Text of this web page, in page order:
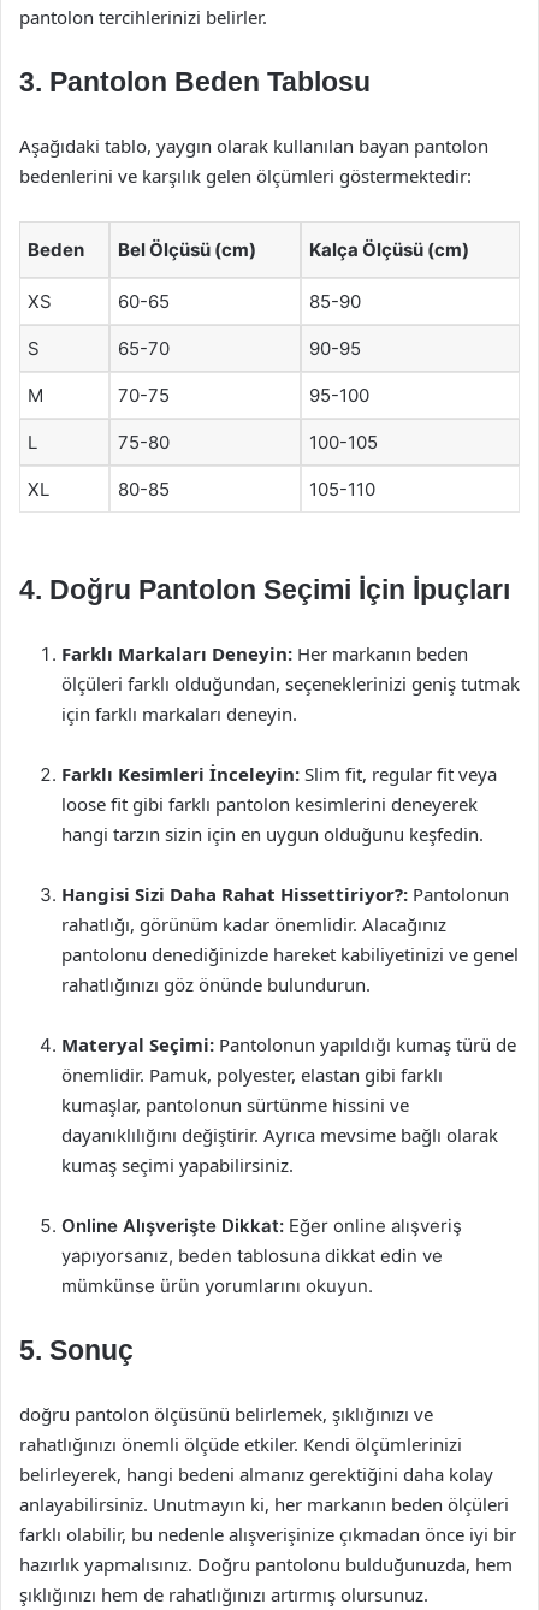
pantolon tercihlerinizi belirler.
3. Pantolon Beden Tablosu
Aşağıdaki tablo, yaygın olarak kullanılan bayan pantolon
bedenlerini ve karşılık gelen ölçümleri göstermektedir:
Beden Bel Ölçüsü (cm) Kalça Ölçüsü (cm)
XS 60-65 85-90
S 65-70 90-95
M 70-75 95-100
L 75-80 100-105
XL 80-85 105-110
4. Doğru Pantolon Seçimi İçin İpuçları
Farklı Markaları Deneyin: Her markanın beden
ölçüleri farklı olduğundan, seçeneklerinizi geniş tutmak
için farklı markaları deneyin.
Farklı Kesimleri İnceleyin: Slim fit, regular fit veya
loose fit gibi farklı pantolon kesimlerini deneyerek
hangi tarzın sizin için en uygun olduğunu keşfedin.
Hangisi Sizi Daha Rahat Hissettiriyor?: Pantolonun
rahatlığı, görünüm kadar önemlidir. Alacağınız
pantolonu denediğinizde hareket kabiliyetinizi ve genel
rahatlığınızı göz önünde bulundurun.
Materyal Seçimi: Pantolonun yapıldığı kumaş türü de
önemlidir. Pamuk, polyester, elastan gibi farklı
kumaşlar, pantolonun sürtünme hissini ve
dayanıklılığını değiştirir. Ayrıca mevsime bağlı olarak
kumaş seçimi yapabilirsiniz.
Online Alışverişte Dikkat: Eğer online alışveriş
yapıyorsanız, beden tablosuna dikkat edin ve
mümkünse ürün yorumlarını okuyun.
5. Sonuç
doğru pantolon ölçüsünü belirlemek, şıklığınızı ve
rahatlığınızı önemli ölçüde etkiler. Kendi ölçümlerinizi
belirleyerek, hangi bedeni almanız gerektiğini daha kolay
anlayabilirsiniz. Unutmayın ki, her markanın beden ölçüleri
farklı olabilir, bu nedenle alışverişinize çıkmadan önce iyi bir
hazırlık yapmalısınız. Doğru pantolonu bulduğunuzda, hem
şıklığınızı hem de rahatlığınızı artırmış olursunuz.